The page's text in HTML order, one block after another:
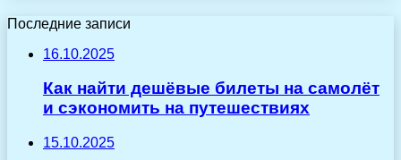
Последние записи
16.10.2025
Как найти дешёвые билеты на самолёт
и сэкономить на путешествиях
15.10.2025